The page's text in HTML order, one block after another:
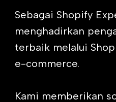
Sebagai Shopify
menghadirkan
terbaik melalui
e-commerce.
Kami memberikan